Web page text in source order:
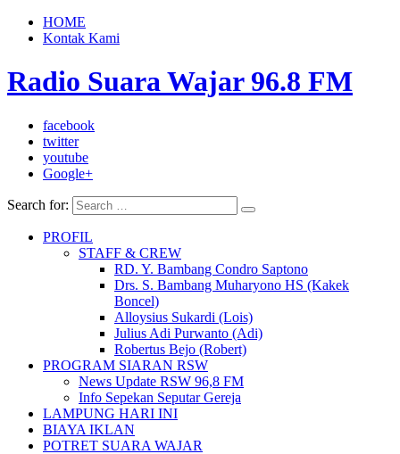
HOME
Kontak Kami
Radio Suara Wajar 96.8 FM
facebook
twitter
youtube
Google+
Search for:
PROFIL
STAFF & CREW
RD. Y. Bambang Condro Saptono
Drs. S. Bambang Muharyono HS (Kakek
Boncel)
Alloysius Sukardi (Lois)
Julius Adi Purwanto (Adi)
Robertus Bejo (Robert)
PROGRAM SIARAN RSW
News Update RSW 96,8 FM
Info Sepekan Seputar Gereja
LAMPUNG HARI INI
BIAYA IKLAN
POTRET SUARA WAJAR